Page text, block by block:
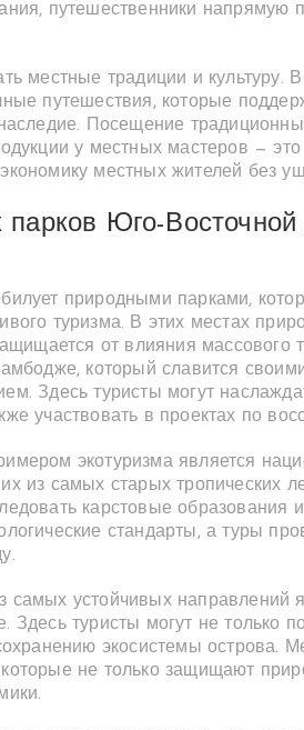
путешественники напрямую
местные традиции и культуру.
путешествия, которые
Посещение
у местных мастеров —
местных жителей без
парков Юго-
природными парками,
туризма. В этих местах
от влияния массового
который славится
Здесь туристы могут
участвовать в проектах по
экотуризма является
из самых старых тропических
карстовые
стандарты, а туры
самых устойчивых направлений
Здесь туристы могут не только
экосистемы острова.
не только защищают